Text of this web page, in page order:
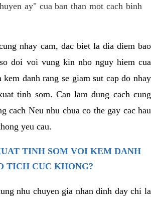
ay" cua ban than mot cach binh
nhay cam, dac biet la dia diem bao
doi voi vung kin nho nguy hiem cua
kem danh rang se giam sut cap do nhay
tinh som. Can lam dung cach cung
cach Neu nhu chua co the gay cac hau
yeu cau.
TINH SOM VOI KEM DANH
TICH CUC KHONG?
nhu chuyen gia nhan dinh day chi la